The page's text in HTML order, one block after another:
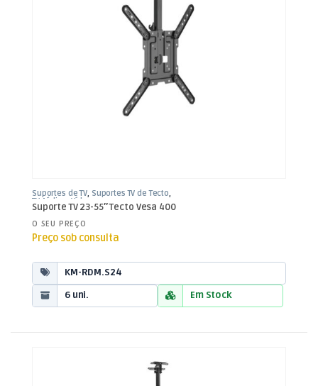
Suportes de TV, Suportes TV de Tecto,
TV Aúdio e Vídeo
Suporte TV 23-55″ Tecto Vesa 400
O SEU PREÇO
Preço sob consulta
KM-RDM.S24
6 uni.
Em Stock